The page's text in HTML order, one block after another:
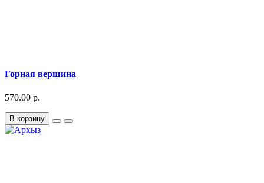
Горная вершина
570.00 р.
В корзину